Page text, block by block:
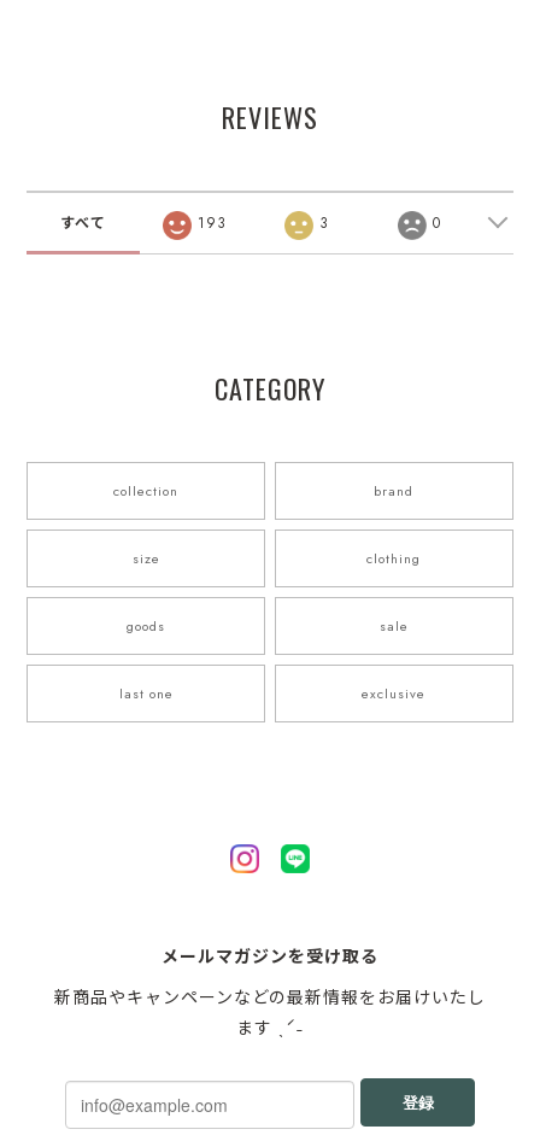
REVIEWS
すべて 193 3 0
CATEGORY
collection brand
size clothing
goods sale
last one exclusive
メールマガジンを受け取る
新商品やキャンペーンなどの最新情報をお届けいたし
ます ˎˊ˗
登録